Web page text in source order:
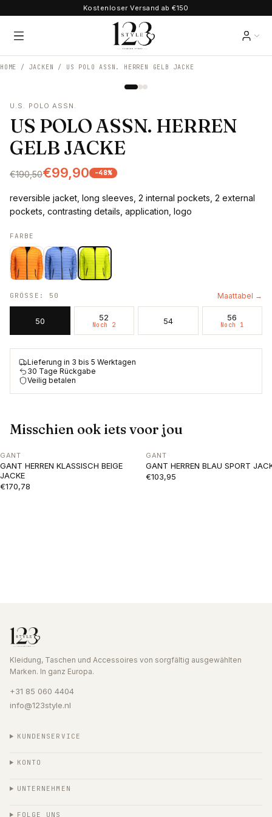
Kostenloser Versand ab €150
HOME / JACKEN / US POLO ASSN. HERREN GELB JACKE
U.S. POLO ASSN.
US POLO ASSN. HERREN
GELB JACKE
€190,50€99,90 -48%
reversible jacket, long sleeves, 2 internal pockets, 2 external
pockets, contrasting details, application, logo
FARBE
GRÖSSE : 50 Maattabel →
50 52
Noch 2 54 56
Noch 1
Lieferung in 3 bis 5 Werktagen
30 Tage Rückgabe
Veilig betalen
Misschien ook iets voor jou
GANT
GANT HERREN KLASSISCH BEIGE
JACKE
€170,78
GANT
GANT HERREN BLAU SPORT
€103,95
Kleidung, Taschen und Accessoires von sorgfältig ausgewählten
Marken. In ganz Europa.
+31 85 060 4404
info@123style.nl
KUNDENSERVICE
KONTO
UNTERNEHMEN
FOLGE UNS